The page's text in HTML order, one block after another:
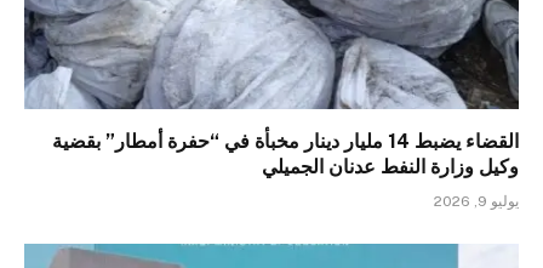
القضاء يضبط 14 مليار دينار مخبأة في “حفرة أمطار” بقضية
وكيل وزارة النفط عدنان الجميلي
يوليو 9, 2026